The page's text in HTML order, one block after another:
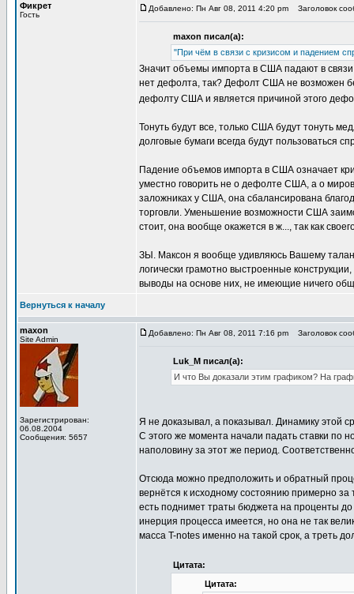
Фикрет
Гость
Добавлено: Пн Авг 08, 2011 4:20 pm Заголовок
maxon писал(а):
"При чём в связи с кризисом и падением
Значит объемы импорта в США падают в связи
нет дефолта, так? Дефолт США не возможен
дефолту США и является причиной этого
Тонуть будут все, только США будут тонуть
долговые бумаги всегда будут пользоваться
Падение объемов импорта в США означает
уместно говорить не о дефолте США, а о
заложниках у США, она сбалансирована
торговли. Уменьшение возможности США
стоит, она вообще окажется в ж..., так как
ЗЫ. Максон я вообще удивляюсь Вашему
логически грамотно выстроенные
выводы на основе них, не имеющие ничего
Вернуться к началу
maxon
Site Admin
Зарегистрирован:
06.08.2004
Сообщения: 5657
Добавлено: Пн Авг 08, 2011 7:16 pm Заголовок
Luk_M писал(а):
И что Вы доказали этим графиком? На
Я не доказывал, а показывал. Динамику этой
С этого же момента начали падать ставки по
наполовину за этот же период.
Отсюда можно предположить и обратный
вернётся к исходному состоянию примерно
есть поднимет траты бюджета на проценты до
инерция процесса имеется, но она не так
масса T-notes именно на такой срок, а треть
Цитата:
Цитата: